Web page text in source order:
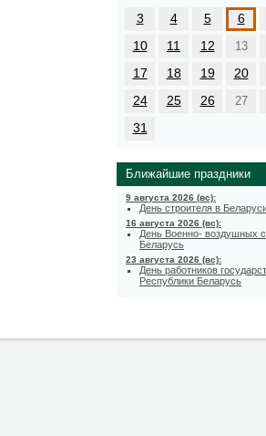
3 4 5 6
10 11 12 13
17 18 19 20
24 25 26 27
31
Ближайшие праздники
9 августа 2026 (вс):
День строителя в
16 августа 2026 (вс):
День Военно- воздушных
Беларусь
23 августа 2026 (вс):
День работников
Республики Беларусь